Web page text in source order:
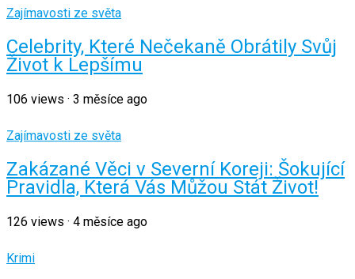
Zajímavosti ze světa
Celebrity, Které Nečekaně Obrátily Svůj
Život k Lepšímu
106 views · 3 měsíce ago
Zajímavosti ze světa
Zakázané Věci v Severní Koreji: Šokující
Pravidla, Která Vás Můžou Stát Život!
126 views · 4 měsíce ago
Krimi